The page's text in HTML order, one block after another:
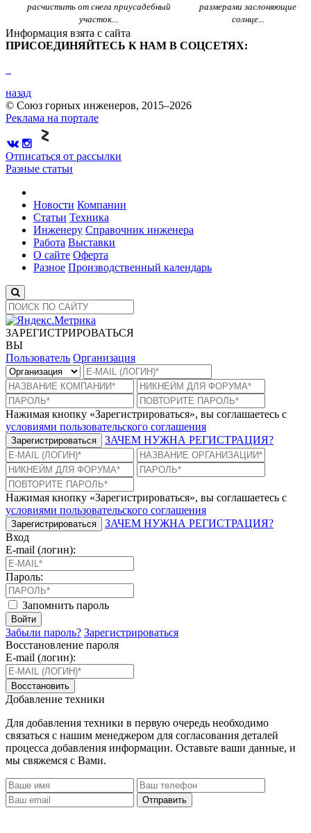
расчистить от снега приусадебный
участок...
размерами заслоняющие
солнце...
Информация взята с сайта
ПРИСОЕДИНЯЙТЕСЬ К НАМ В СОЦСЕТЯХ:
назад
© Союз горных инженеров, 2015–2026
Реклама на портале
Отписаться от рассылки
Разные статьи
Новости Компании
Статьи Техника
Инженеру Справочник инженера
Работа Выставки
О сайте Оферта
Разное Производственный календарь
ЗАРЕГИСТРИРОВАТЬСЯ
ВЫ
Пользователь Организация
Нажимая кнопку «Зарегистрироваться», вы соглашаетесь с
условиями пользовательского соглашения
Зарегистрироваться ЗАЧЕМ НУЖНА РЕГИСТРАЦИЯ?
Нажимая кнопку «Зарегистрироваться», вы соглашаетесь с
условиями пользовательского соглашения
Зарегистрироваться
ЗАЧЕМ НУЖНА РЕГИСТРАЦИЯ?
Вход
E-mail (логин):
Пароль:
Запомнить пароль
Войти
Забыли пароль? Зарегистрироваться
Восстановление пароля
E-mail (логин):
Восстановить
Добавление техники
Для добавления техники в первую очередь необходимо
связаться с нашим менеджером для согласования деталей
процесса добавления информации. Оставьте ваши данные, и
мы свяжемся с Вами.